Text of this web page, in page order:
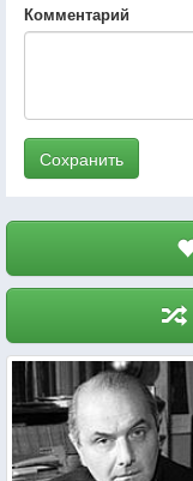
Комментарий
Сохранить